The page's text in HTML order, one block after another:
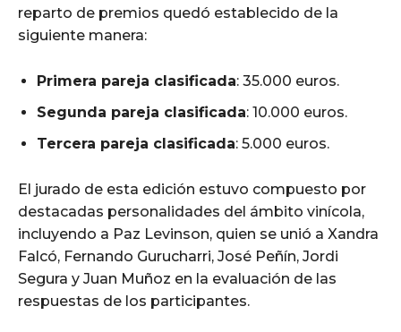
reparto de premios quedó establecido de la
siguiente manera:
Primera pareja clasificada: 35.000 euros.​
Segunda pareja clasificada: 10.000 euros.
Tercera pareja clasificada: 5.000 euros.​
El jurado de esta edición estuvo compuesto por
destacadas personalidades del ámbito vinícola,
incluyendo a Paz Levinson, quien se unió a Xandra
Falcó, Fernando Gurucharri, José Peñín, Jordi
Segura y Juan Muñoz en la evaluación de las
respuestas de los participantes.